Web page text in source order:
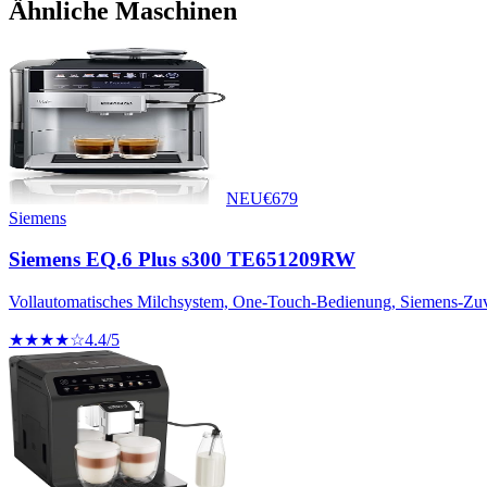
Ähnliche Maschinen
NEU€679
Siemens
Siemens EQ.6 Plus s300 TE651209RW
Vollautomatisches Milchsystem, One-Touch-Bedienung, Siemens-
★★★★☆4.4/5